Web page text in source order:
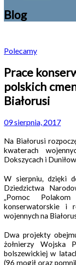
Blog
Polecamy
Prace
polskich
Białorusi
09 sierpnia, 2017
Na Białorusi
kwaterach
Dokszycach i
W sierpniu, dzięki
Dziedzictwa
„Pomoc
konserwatorskie i
wojennych na
Dwa projekty
żołnierzy Wojska
bolszewickiej w
(96 mogił oraz